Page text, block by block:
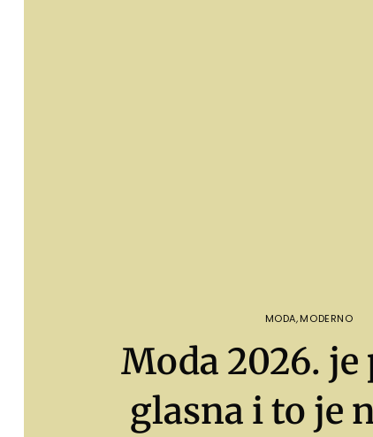
MODA,MODERNO
Moda 2026.
glasna i to je